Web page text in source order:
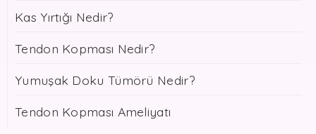
Kas Yırtığı Nedir?
Tendon Kopması Nedir?
Yumuşak Doku Tümörü Nedir?
Tendon Kopması Ameliyatı